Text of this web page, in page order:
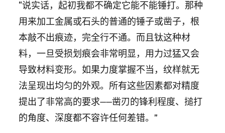
“说实话，起初我都不确定它能不能锤打。那种
用来加工金属或石头的普通的锤子或凿子，根
本敲不出痕迹，完全行不通。而且钛这种材
料，一旦受损划痕会非常明显，用力过猛又会
导致材料变形。如果力度掌握不当，纹样就无
法呈现出均匀的外观。所有这些因素都对精度
提出了非常高的要求——凿刃的锋利程度、搥打
的角度、深度都不容许任何差错。”